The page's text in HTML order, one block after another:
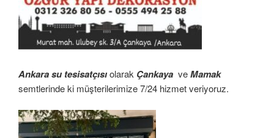
Ankara su tesisatçısıolarak Çankaya veMamak
semtlerinde ki müşterilerimize 7/24 hizmet veriyoruz.